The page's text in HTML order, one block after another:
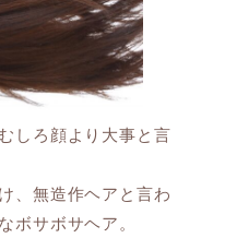
しろ顔より大事と言
、無造作ヘアと言わ
ボサボサヘア。